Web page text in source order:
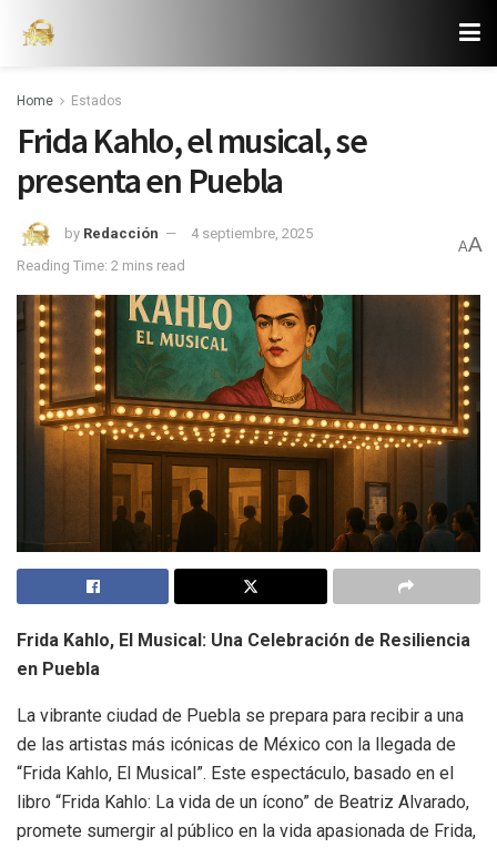
Home Estados
Frida Kahlo, el musical, se
presenta en Puebla
by Redacción
4 septiembre, 2025
Reading Time: 2 mins read
AA
Frida Kahlo, El Musical: Una Celebración de Resiliencia
en Puebla
La vibrante ciudad de Puebla se prepara para recibir a una
de las artistas más icónicas de México con la llegada de
“Frida Kahlo, El Musical”. Este espectáculo, basado en el
libro “Frida Kahlo: La vida de un ícono” de Beatriz Alvarado,
promete sumergir al público en la vida apasionada de Frida,